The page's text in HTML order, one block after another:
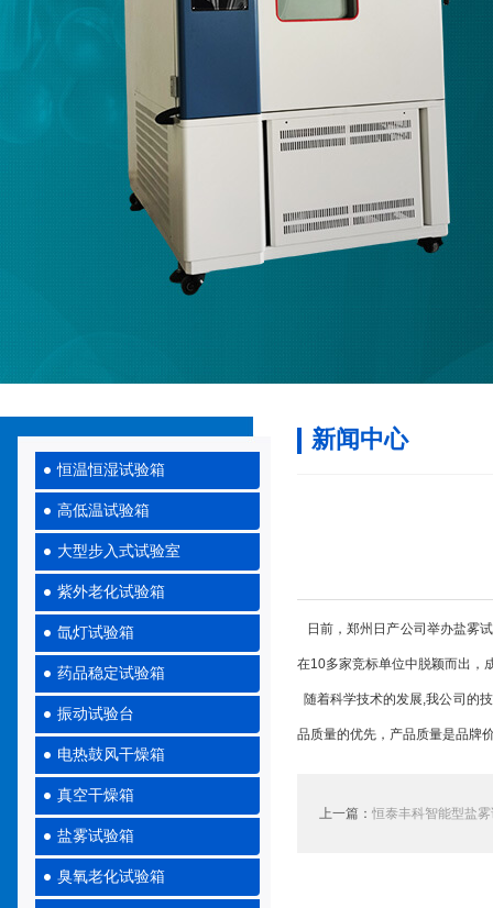
恒温恒湿试验箱
高低温试验箱
大型步入式试验室
紫外老化试验箱
氙灯试验箱
药品稳定试验箱
振动试验台
电热鼓风干燥箱
真空干燥箱
盐雾试验箱
臭氧老化试验箱
新闻中心
日前，郑州日产公司举办盐雾
在10多家竞标单位中脱颖而出，
随着科学技术的发展,我公司的
品质量的优先，产品质量是品牌
上一篇： 恒泰丰科智能型盐